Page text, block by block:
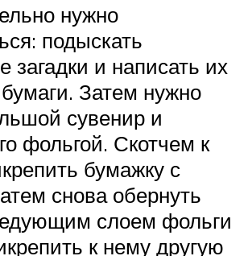
нужно
подыскать
загадки и написать их
Затем нужно
сувенир и
фольгой. Скотчем к
бумажку с
снова обернуть
слоем фольги
к нему другую